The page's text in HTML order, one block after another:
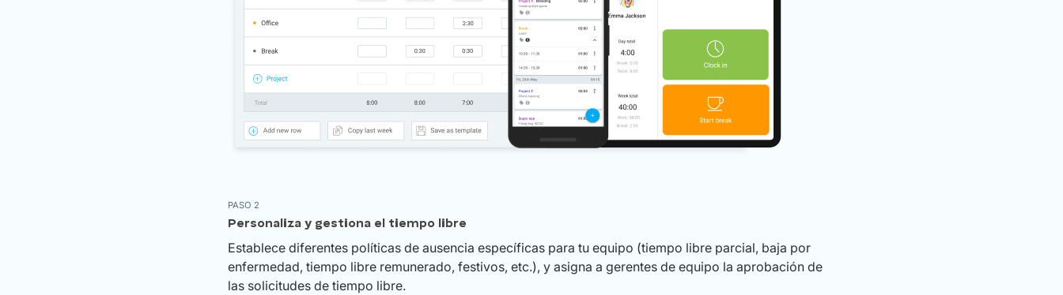
PASO 2
Personaliza y gestiona el tiempo libre
Establece diferentes políticas de ausencia específicas para tu equipo (tiempo libre parcial, baja por
enfermedad, tiempo libre remunerado, festivos, etc.), y asigna a gerentes de equipo la aprobación de
las solicitudes de tiempo libre.